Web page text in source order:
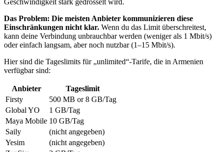
Geschwindigkeit stark gedrosselt wird.
Das Problem: Die meisten Anbieter kommunizieren diese
Einschränkungen nicht klar. Wenn du das Limit überschreitest,
kann deine Verbindung unbrauchbar werden (weniger als 1 Mbit/s)
oder einfach langsam, aber noch nutzbar (1–15 Mbit/s).
Hier sind die Tageslimits für „unlimited“-Tarife, die in Armenien
verfügbar sind:
Anbieter
Tageslimit
Firsty
500 MB or 8 GB/Tag
Global YO
1 GB/Tag
Maya Mobile 10 GB/Tag
Saily
(nicht angegeben)
Yesim
(nicht angegeben)